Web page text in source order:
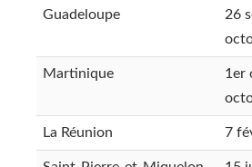
Guadeloupe
26
Martinique
1er
La Réunion 7